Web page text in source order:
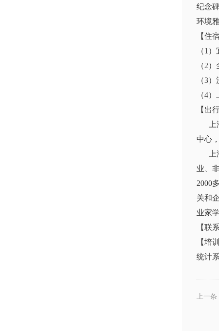
纪念
环境
【住
（1
（2
（3
（4
【出
中心
业、
2000
关和
业家
【联
【培
统计
上一条